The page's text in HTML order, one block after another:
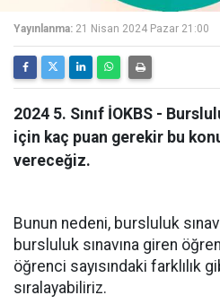
Yayınlanma: 21 Nisan 2024 Pazar 21:00
2024 5. Sınıf İOKBS -
için kaç puan gerekir bu
vereceğiz.
Bunun nedeni, bursluluk
bursluluk sınavına giren
öğrenci sayısındaki farklılık
sıralayabiliriz.